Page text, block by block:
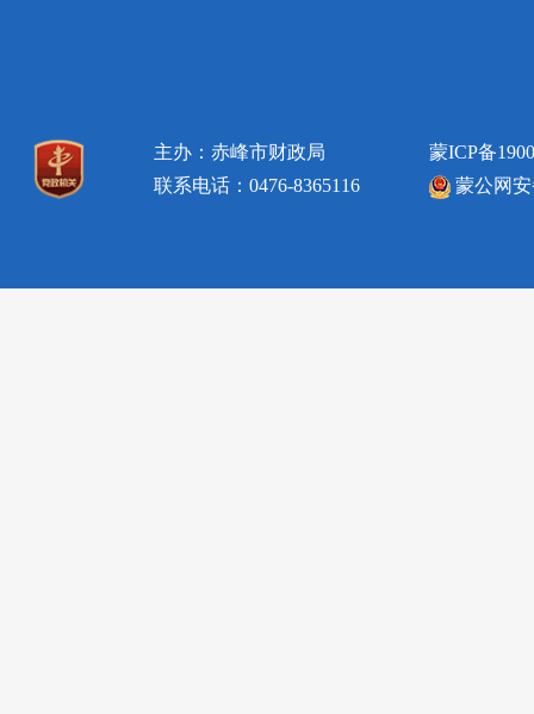
主办：赤峰市财政局
联系电话：0476-8365116
蒙ICP备
蒙公网安